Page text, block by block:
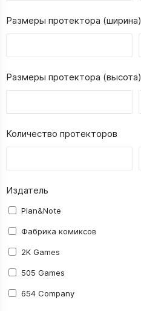
Размеры протектора (ширина)
Размеры протектора (высота)
Количество протекторов
Издатель
Plan&Note
Фабрика комиксов
2K Games
505 Games
654 Company